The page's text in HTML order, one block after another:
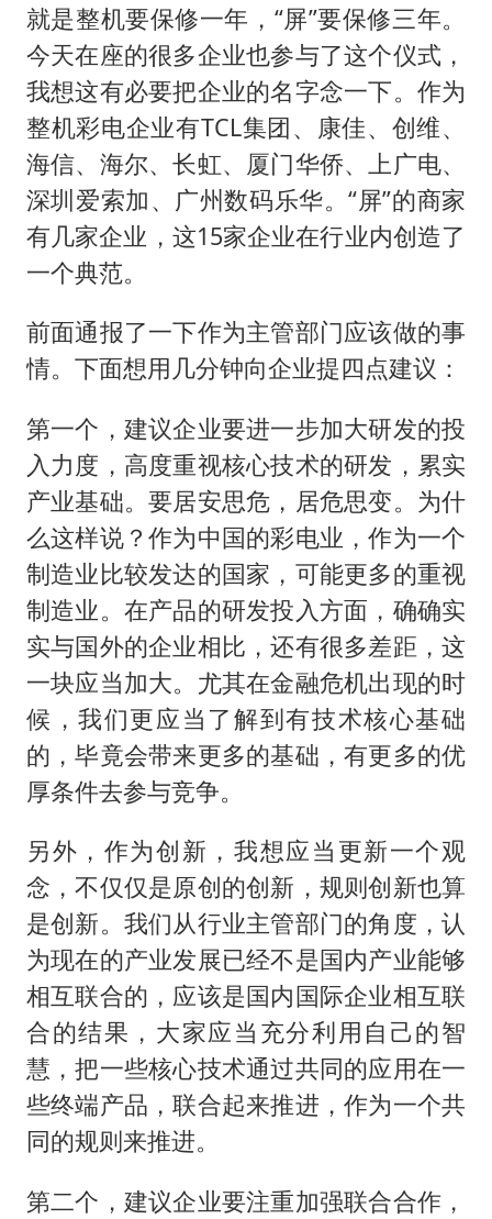
就是整机要保修一年，“屏”要保修三年。
今天在座的很多企业也参与了这个仪式，
我想这有必要把企业的名字念一下。作为
整机彩电企业有TCL集团、康佳、创维、
海信、海尔、长虹、厦门华侨、上广电、
深圳爱索加、广州数码乐华。“屏”的商家
有几家企业，这15家企业在行业内创造了
一个典范。
前面通报了一下作为主管部门应该做的事
情。下面想用几分钟向企业提四点建议：
第一个，建议企业要进一步加大研发的投
入力度，高度重视核心技术的研发，累实
产业基础。要居安思危，居危思变。为什
么这样说？作为中国的彩电业，作为一个
制造业比较发达的国家，可能更多的重视
制造业。在产品的研发投入方面，确确实
实与国外的企业相比，还有很多差距，这
一块应当加大。尤其在金融危机出现的时
候，我们更应当了解到有技术核心基础
的，毕竟会带来更多的基础，有更多的优
厚条件去参与竞争。
另外，作为创新，我想应当更新一个观
念，不仅仅是原创的创新，规则创新也算
是创新。我们从行业主管部门的角度，认
为现在的产业发展已经不是国内产业能够
相互联合的，应该是国内国际企业相互联
合的结果，大家应当充分利用自己的智
慧，把一些核心技术通过共同的应用在一
些终端产品，联合起来推进，作为一个共
同的规则来推进。
第二个，建议企业要注重加强联合合作，